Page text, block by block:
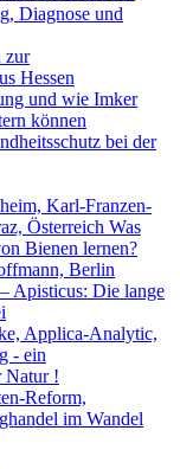
Diagnose und
zur
Hessen
und wie Imker
können
bei der
Karl-Franzen-
Österreich Was
Bienen lernen?
Berlin
Apisticus: Die lange
Applica-Analytic,
- ein
Natur !
Reform,
im Wandel